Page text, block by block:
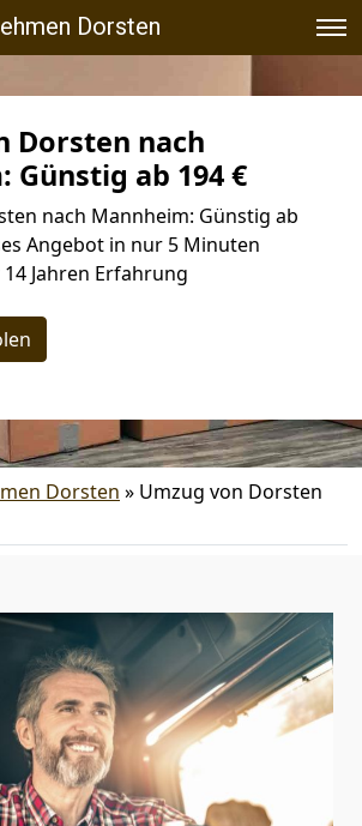
Dorsten
Dorsten nach
Günstig ab 194 €
nach Mannheim: Günstig ab
Angebot in nur 5 Minuten
Jahren Erfahrung
Dorsten » Umzug von Dorsten